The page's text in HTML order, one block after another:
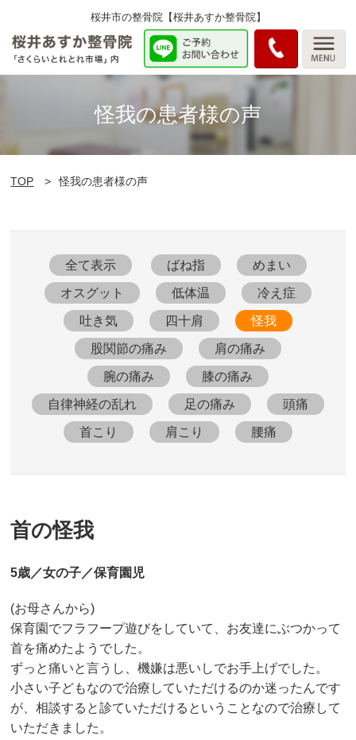
桜井市の整骨院【桜井あすか整骨院】
怪我の患者様の声
TOP 怪我の患者様の声
全て表示 ばね指 めまい
オスグット 低体温 冷え症
吐き気 四十肩 怪我
股関節の痛み 肩の痛み
腕の痛み 膝の痛み
自律神経の乱れ 足の痛み 頭痛
首こり 肩こり 腰痛
首の怪我
5歳／女の子／保育園児
(お母さんから)
保育園でフラフープ遊びをしていて、お友達にぶつかって
首を痛めたようでした。
ずっと痛いと言うし、機嫌は悪いしでお手上げでした。
小さい子どもなので治療していただけるのか迷ったんです
が、相談すると診ていただけるということなので治療して
いただきました。